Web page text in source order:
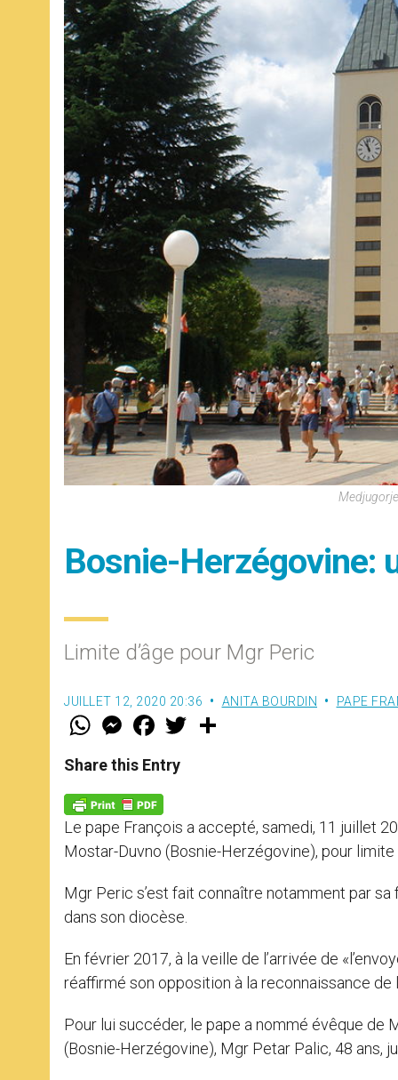
Bosnie-Herzégovine:
Limite d’âge pour Mgr Peric
JUILLET 12, 2020 20:36 ANITA BOURDIN PAPE
W
t
s
p
p
M
e
s
e
g
e
r
F
a
e
b
k
w
Share this Entry
Le pape François a accepté, samedi, 11 juillet
Mostar-Duvno (Bosnie-Herzégovine), pour
Mgr Peric s’est fait connaître notamment par
dans son diocèse.
En février 2017, à la veille de l’arrivée de
réaffirmé son opposition à la reconnaissance de
Pour lui succéder, le pape a nommé évêque de
(Bosnie-Herzégovine), Mgr Petar Palic, 48 ans,